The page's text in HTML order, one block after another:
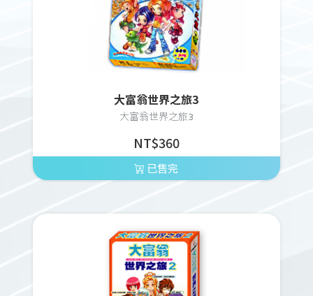
大富翁世界之旅3
大富翁世界之旅3
NT$360
已售完